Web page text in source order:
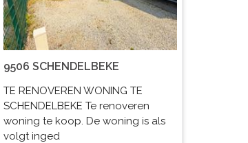
9506 SCHENDELBEKE
TE RENOVEREN WONING TE
SCHENDELBEKE Te renoveren
woning te koop. De woning is als
volgt inged